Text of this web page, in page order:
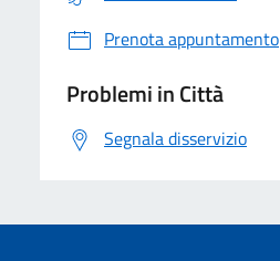
Prenota appuntamento
Problemi in Città
Segnala disservizio